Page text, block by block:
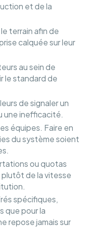
et de la
terrain afin de
calquée sur leur
au sein de
le standard de
de signaler un
une inefficacité.
équipes. Faire en
du système soient
ou quotas
plutôt de la vitesse
spécifiques,
que pour la
repose jamais sur